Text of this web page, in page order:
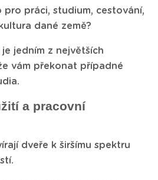
pro práci, studium, cestování,
dané země?
jedním z největších
vám překonat případné
a pracovní
dveře k širšímu spektru